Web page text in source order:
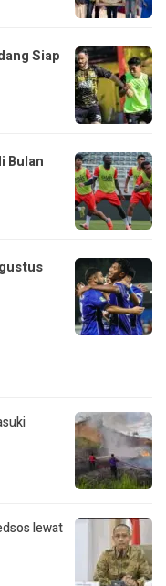
Siap
Bulan
lewat